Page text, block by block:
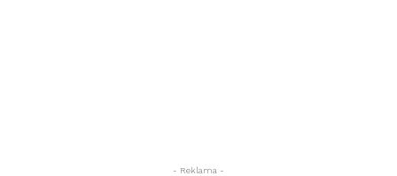
- Reklama -